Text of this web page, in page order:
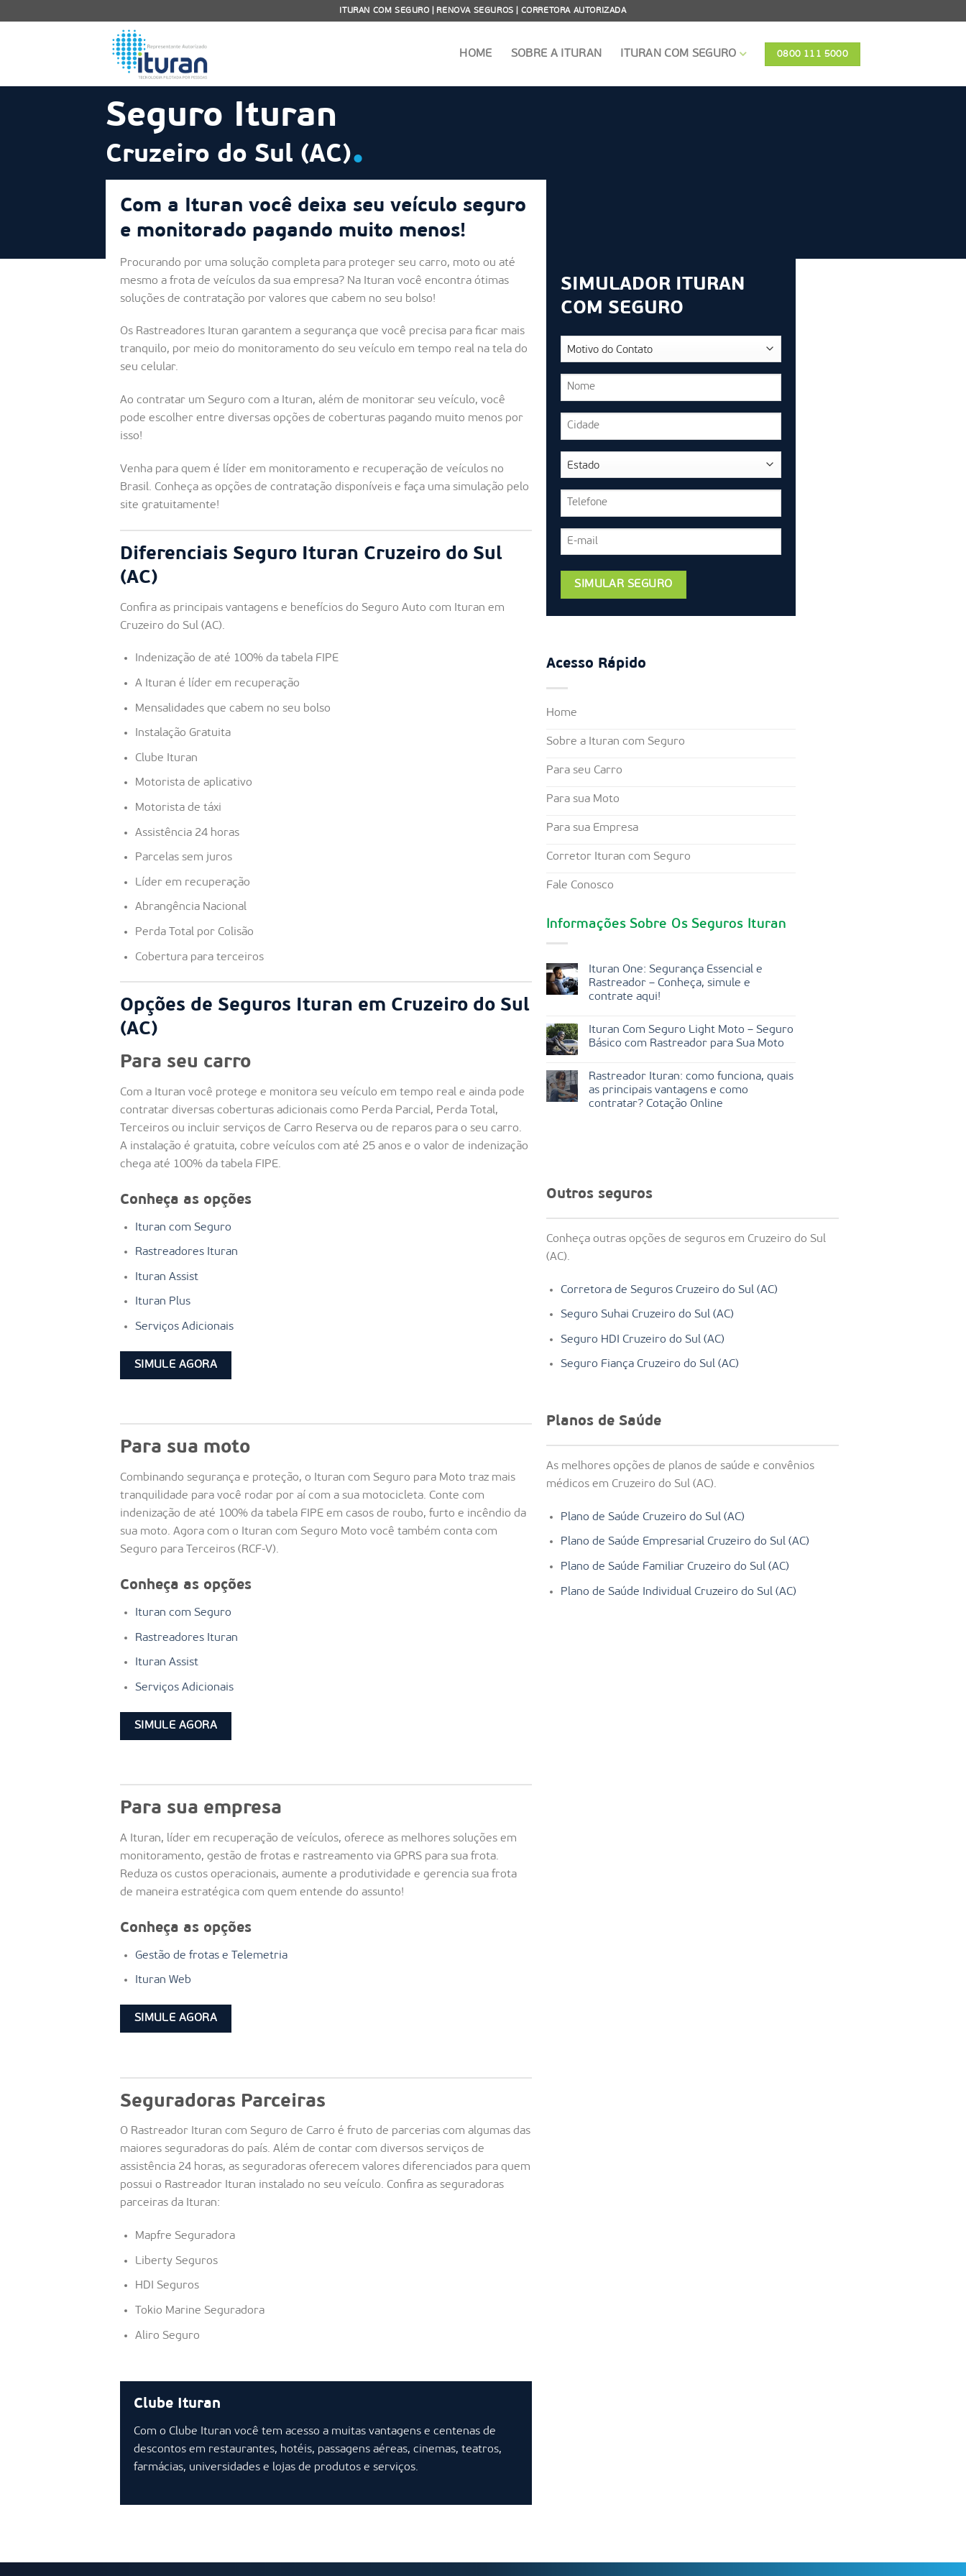
ITURAN COM SEGURO | RENOVA SEGUROS | CORRETORA AUTORIZADA
HOME SOBRE A ITURAN ITURAN COM SEGURO 0800 111 5000
Seguro Ituran
Cruzeiro do Sul (AC).
Com a Ituran você deixa seu veículo seguro
e monitorado pagando muito menos!
Procurando por uma solução completa para proteger seu carro, moto ou até
mesmo a frota de veículos da sua empresa? Na Ituran você encontra ótimas
soluções de contratação por valores que cabem no seu bolso!
Os Rastreadores Ituran garantem a segurança que você precisa para ficar mais
tranquilo, por meio do monitoramento do seu veículo em tempo real na tela do
seu celular.
Ao contratar um Seguro com a Ituran, além de monitorar seu veículo, você
pode escolher entre diversas opções de coberturas pagando muito menos por
isso!
Venha para quem é líder em monitoramento e recuperação de veículos no
Brasil. Conheça as opções de contratação disponíveis e faça uma simulação pelo
site gratuitamente!
Diferenciais Seguro Ituran Cruzeiro do Sul
(AC)
Confira as principais vantagens e benefícios do Seguro Auto com Ituran em
Cruzeiro do Sul (AC).
Indenização de até 100% da tabela FIPE
A Ituran é líder em recuperação
Mensalidades que cabem no seu bolso
Instalação Gratuita
Clube Ituran
Motorista de aplicativo
Motorista de táxi
Assistência 24 horas
Parcelas sem juros
Líder em recuperação
Abrangência Nacional
Perda Total por Colisão
Cobertura para terceiros
Opções de Seguros Ituran em Cruzeiro do Sul
(AC)
Para seu carro
Com a Ituran você protege e monitora seu veículo em tempo real e ainda pode
contratar diversas coberturas adicionais como Perda Parcial, Perda Total,
Terceiros ou incluir serviços de Carro Reserva ou de reparos para o seu carro.
A instalação é gratuita, cobre veículos com até 25 anos e o valor de indenização
chega até 100% da tabela FIPE.
Conheça as opções
Ituran com Seguro
Rastreadores Ituran
Ituran Assist
Ituran Plus
Serviços Adicionais
SIMULE AGORA
Para sua moto
Combinando segurança e proteção, o Ituran com Seguro para Moto traz mais
tranquilidade para você rodar por aí com a sua motocicleta. Conte com
indenização de até 100% da tabela FIPE em casos de roubo, furto e incêndio da
sua moto. Agora com o Ituran com Seguro Moto você também conta com
Seguro para Terceiros (RCF-V).
Conheça as opções
Ituran com Seguro
Rastreadores Ituran
Ituran Assist
Serviços Adicionais
SIMULE AGORA
Para sua empresa
A Ituran, líder em recuperação de veículos, oferece as melhores soluções em
monitoramento, gestão de frotas e rastreamento via GPRS para sua frota.
Reduza os custos operacionais, aumente a produtividade e gerencia sua frota
de maneira estratégica com quem entende do assunto!
Conheça as opções
Gestão de frotas e Telemetria
Ituran Web
SIMULE AGORA
Seguradoras Parceiras
O Rastreador Ituran com Seguro de Carro é fruto de parcerias com algumas das
maiores seguradoras do país. Além de contar com diversos serviços de
assistência 24 horas, as seguradoras oferecem valores diferenciados para quem
possui o Rastreador Ituran instalado no seu veículo. Confira as seguradoras
parceiras da Ituran:
Mapfre Seguradora
Liberty Seguros
HDI Seguros
Tokio Marine Seguradora
Aliro Seguro
Clube Ituran
Com o Clube Ituran você tem acesso a muitas vantagens e centenas de
descontos em restaurantes, hotéis, passagens aéreas, cinemas, teatros,
farmácias, universidades e lojas de produtos e serviços.
SIMULADOR ITURAN
COM SEGURO
Acesso Rápido
Home
Sobre a Ituran com Seguro
Para seu Carro
Para sua Moto
Para sua Empresa
Corretor Ituran com Seguro
Fale Conosco
Informações Sobre Os Seguros Ituran
Ituran One: Segurança Essencial e
Rastreador – Conheça, simule e
contrate aqui!
Ituran Com Seguro Light Moto – Seguro
Básico com Rastreador para Sua Moto
Rastreador Ituran: como funciona, quais
as principais vantagens e como
contratar? Cotação Online
Outros seguros
Conheça outras opções de seguros em Cruzeiro do Sul
(AC).
Corretora de Seguros Cruzeiro do Sul (AC)
Seguro Suhai Cruzeiro do Sul (AC)
Seguro HDI Cruzeiro do Sul (AC)
Seguro Fiança Cruzeiro do Sul (AC)
Planos de Saúde
As melhores opções de planos de saúde e convênios
médicos em Cruzeiro do Sul (AC).
Plano de Saúde Cruzeiro do Sul (AC)
Plano de Saúde Empresarial Cruzeiro do Sul (AC)
Plano de Saúde Familiar Cruzeiro do Sul (AC)
Plano de Saúde Individual Cruzeiro do Sul (AC)